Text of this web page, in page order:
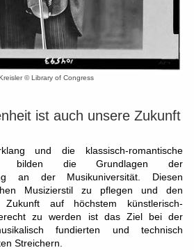
© Library of Congress
ist auch unsere Zukunft
und die klassisch-romantische
bilden die Grundlagen der
an der Musikuniversität. Diesen
Musizierstil zu pflegen und den
auf höchstem künstlerisch-
zu werden ist das Ziel bei der
fundierten und technisch
Streichern.